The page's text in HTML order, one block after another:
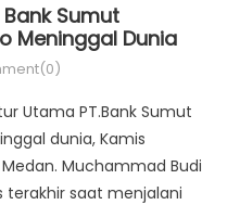
Sumut
Meninggal Dunia
Utama PT.Bank Sumut
dunia, Kamis
Medan. Muchammad Budi
saat menjalani